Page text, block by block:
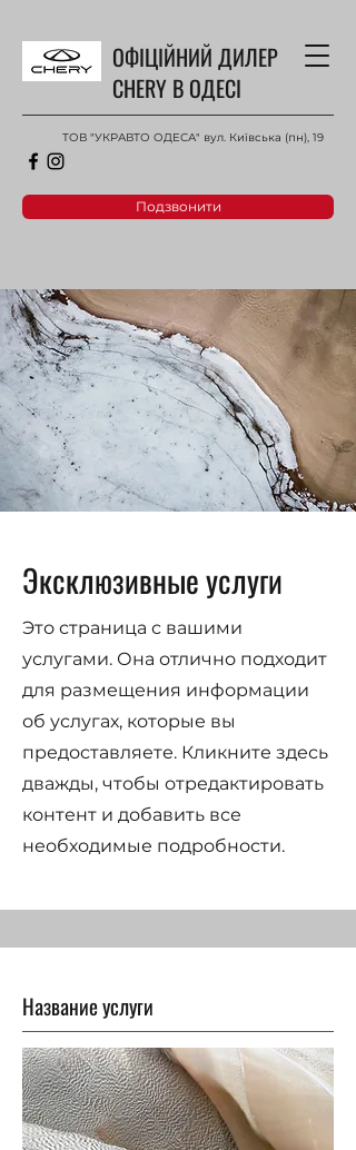
ОФІЦІЙНИЙ ДИЛЕР
CHERY В ОДЕСІ
ТОВ "УКРАВТО ОДЕСА" вул. Київська (пн), 19
Подзвонити
Эксклюзивные услуги
Это страница с вашими
услугами. Она отлично подходит
для размещения информации
об услугах, которые вы
предоставляете. Кликните здесь
дважды, чтобы отредактировать
контент и добавить все
необходимые подробности.
Название услуги